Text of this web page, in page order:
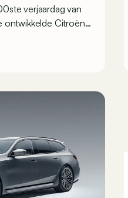
verjaardag van
ontwikkelde Citroën